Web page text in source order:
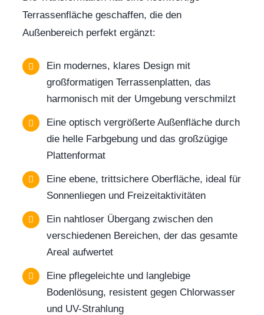
Terrassenfläche geschaffen, die den
Außenbereich perfekt ergänzt:
Ein modernes, klares Design mit
großformatigen Terrassenplatten, das
harmonisch mit der Umgebung verschmilzt
Eine optisch vergrößerte Außenfläche durch
die helle Farbgebung und das großzügige
Plattenformat
Eine ebene, trittsichere Oberfläche, ideal für
Sonnenliegen und Freizeitaktivitäten
Ein nahtloser Übergang zwischen den
verschiedenen Bereichen, der das gesamte
Areal aufwertet
Eine pflegeleichte und langlebige
Bodenlösung, resistent gegen Chlorwasser
und UV-Strahlung